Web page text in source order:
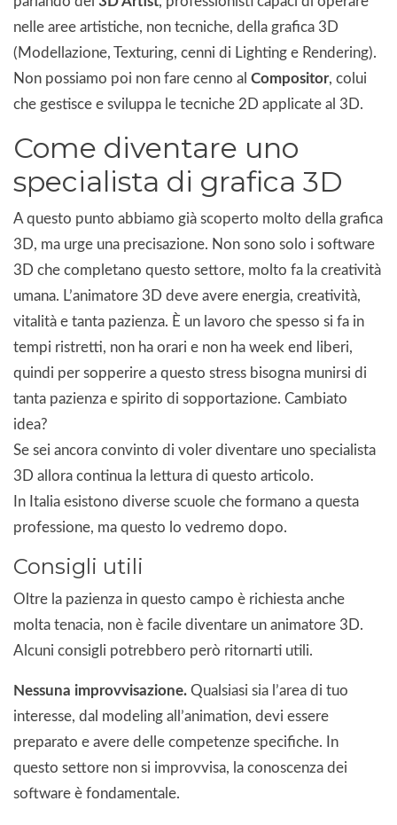
nelle aree artistiche, non tecniche, della grafica 3D
(Modellazione, Texturing, cenni di Lighting e Rendering).
Non possiamo poi non fare cenno al Compositor, colui
che gestisce e sviluppa le tecniche 2D applicate al 3D.
Come diventare uno
specialista di grafica 3D
A questo punto abbiamo già scoperto molto della grafica
3D, ma urge una precisazione. Non sono solo i software
3D che completano questo settore, molto fa la creatività
umana. L’animatore 3D deve avere energia, creatività,
vitalità e tanta pazienza. È un lavoro che spesso si fa in
tempi ristretti, non ha orari e non ha week end liberi,
quindi per sopperire a questo stress bisogna munirsi di
tanta pazienza e spirito di sopportazione. Cambiato
idea?
Se sei ancora convinto di voler diventare uno specialista
3D allora continua la lettura di questo articolo.
In Italia esistono diverse scuole che formano a questa
professione, ma questo lo vedremo dopo.
Consigli utili
Oltre la pazienza in questo campo è richiesta anche
molta tenacia, non è facile diventare un animatore 3D.
Alcuni consigli potrebbero però ritornarti utili.
Nessuna improvvisazione. Qualsiasi sia l’area di tuo
interesse, dal modeling all’animation, devi essere
preparato e avere delle competenze specifiche. In
questo settore non si improvvisa, la conoscenza dei
software è fondamentale.